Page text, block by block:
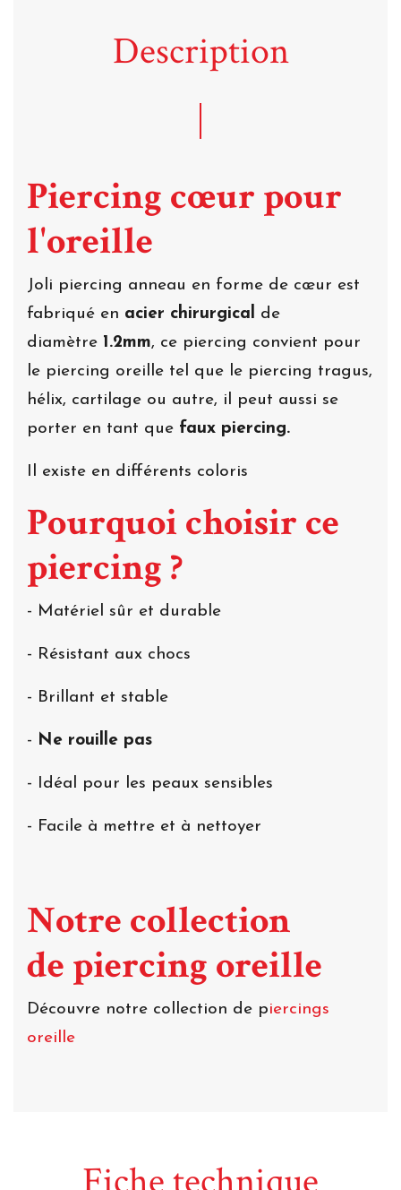
Description
Piercing cœur pour
l'oreille
Joli piercing anneau en forme de cœur est
fabriqué en acier chirurgical
de
diamètre 1.2mm, ce piercing convient pour
le piercing oreille tel que le piercing tragus,
hélix, cartilage ou autre, il peut aussi se
porter en tant que faux piercing.
Il existe en différents coloris
Pourquoi choisir ce
piercing ?
- Matériel sûr et durable
- Résistant aux chocs
- Brillant et stable
- Ne rouille pas
- Idéal pour les peaux sensibles
- Facile à mettre et à nettoyer
Notre collection
de piercing oreille
Découvre notre collection de piercings
oreille